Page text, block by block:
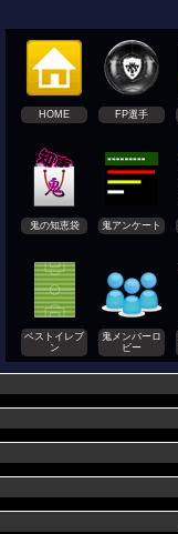
HOME FP選手
鬼の知恵袋 鬼アンケート
ベストイレブ
ン
鬼メンバーロ
ビー